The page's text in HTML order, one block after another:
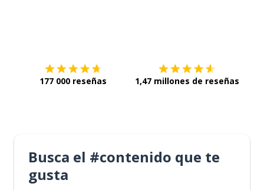
177 000 reseñas 1,47 millones de reseñas
Busca el #contenido que te
gusta